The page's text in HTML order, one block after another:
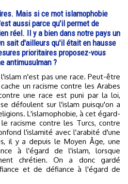
Mais si ce mot islamophobie
aussi parce qu'il permet de
réel. Il y a bien dans notre pays un
sait d'ailleurs qu'il était en hausse
prioritaires proposez-vous
antimusulman ?
n'est pas une race. Peut-être
un racisme contre les Arabes
une race est puni par la loi,
défoulent sur l'islam puisqu'on a
L'islamophobie, à cet égard-
racisme contre les Turcs, contre
l'islamité avec l'arabité d'une
il y a depuis le Moyen Âge, une
à l'égard de l'islam, lorsque
chrétien. On a donc gardé
et de défiance à l'égard de